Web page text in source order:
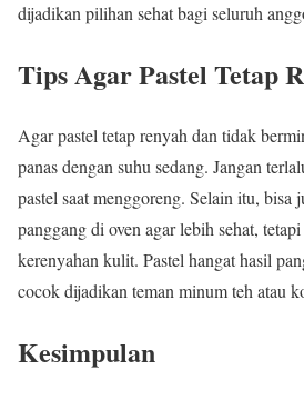
dijadikan pilihan sehat bagi seluruh
Tips Agar Pastel Tetap
Agar pastel tetap renyah dan tidak
panas dengan suhu sedang. Jangan
pastel saat menggoreng. Selain itu, bisa
panggang di oven agar lebih sehat,
kerenyahan kulit. Pastel hangat hasil
cocok dijadikan teman minum teh atau
Kesimpulan